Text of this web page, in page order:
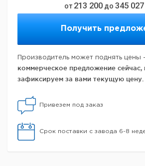
от 213 200 до 345 027
Получить
Производитель может поднять цены
коммерческое предложение сейчас,
зафиксируем за вами текущую цену.
Привезем под заказ
Срок поставки с завода 6-8